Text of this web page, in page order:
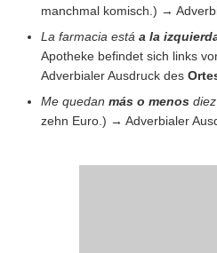
manchmal komisch.) →
La farmacia está a la
Apotheke befindet sich links
Adverbialer Ausdruck des
Me quedan más o menos
zehn Euro.) → Adverbialer